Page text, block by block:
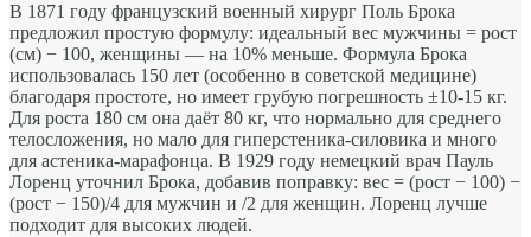
В 1871 году французский военный хирург Поль Брока
предложил простую формулу: идеальный вес мужчины = рост
(см) − 100, женщины — на 10% меньше. Формула Брока
использовалась 150 лет (особенно в советской медицине)
благодаря простоте, но имеет грубую погрешность ±10-15 кг.
Для роста 180 см она даёт 80 кг, что нормально для среднего
телосложения, но мало для гиперстеника-силовика и много
для астеника-марафонца. В 1929 году немецкий врач Пауль
Лоренц уточнил Брока, добавив поправку: вес = (рост − 100) −
(рост − 150)/4 для мужчин и /2 для женщин. Лоренц лучше
подходит для высоких людей.